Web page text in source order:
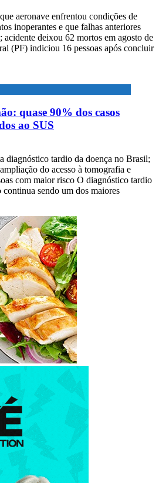
aeronave enfrentou condições de
inoperantes e que falhas anteriores
acidente deixou 62 mortos em agosto de
(PF) indiciou 16 pessoas após concluir
quase 90% dos casos
ao SUS
diagnóstico tardio da doença no Brasil;
do acesso à tomografia e
com maior risco O diagnóstico tardio
sendo um dos maiores